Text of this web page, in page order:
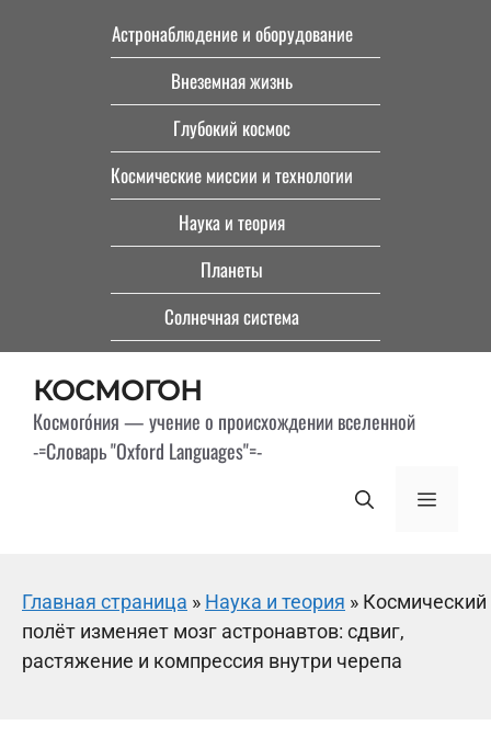
Астронаблюдение и оборудование
Внеземная жизнь
Глубокий космос
Космические миссии и технологии
Наука и теория
Планеты
Солнечная система
КОСМОГОН
Космого́ния — учение о происхождении вселенной
-=Словарь "Oxford Languages"=-
Меню
Главная страница » Наука и теория » Космический
полёт изменяет мозг астронавтов: сдвиг,
растяжение и компрессия внутри черепа